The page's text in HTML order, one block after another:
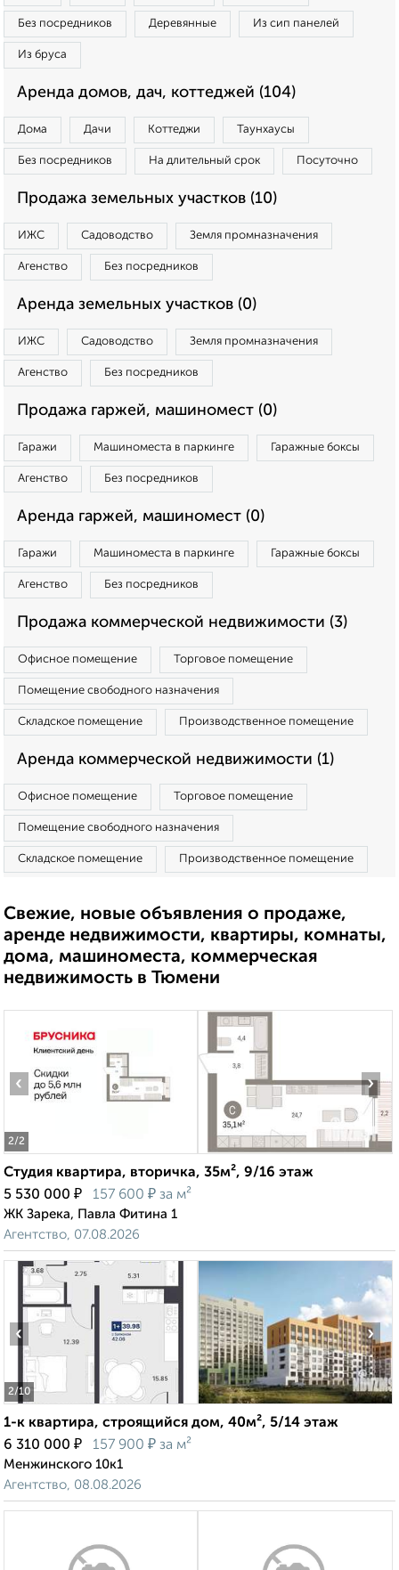
Без посредников Деревянные Из сип панелей
Из бруса
Аренда домов, дач, коттеджей (104)
Дома Дачи Коттеджи Таунхаусы
Без посредников На длительный срок Посуточно
Продажа земельных участков (10)
ИЖС Садоводство Земля промназначения
Агенство Без посредников
Аренда земельных участков (0)
ИЖС Садоводство Земля промназначения
Агенство Без посредников
Продажа гаржей, машиномест (0)
Гаражи Машиноместа в паркинге Гаражные боксы
Агенство Без посредников
Аренда гаржей, машиномест (0)
Гаражи Машиноместа в паркинге Гаражные боксы
Агенство Без посредников
Продажа коммерческой недвижимости (3)
Офисное помещение Торговое помещение
Помещение свободного назначения
Складское помещение Производственное помещение
Аренда коммерческой недвижимости (1)
Офисное помещение Торговое помещение
Помещение свободного назначения
Складское помещение Производственное помещение
Свежие, новые объявления о продаже,
аренде недвижимости, квартиры, комнаты,
дома, машиноместа, коммерческая
недвижимость в Тюмени
2/2
‹ ›
Студия квартира, вторичка, 35м², 9/16 этаж
5 530 000 ₽ 157 600 ₽ за м²
ЖК Зарека, Павла Фитина 1
Агентство, 07.08.2026
2/10
‹ ›
1-к квартира, строящийся дом, 40м², 5/14 этаж
6 310 000 ₽ 157 900 ₽ за м²
Менжинского 10к1
Агентство, 08.08.2026